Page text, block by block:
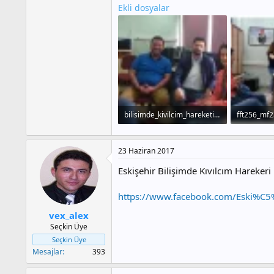
Ekli dosyalar
bilisimde_kivilcim_hareketi_baslattilar_h115647_14689.webp
25.3 KB · Görüntüleme: 469
25 KB ·
vex_alex
Seçkin Üye
Seçkin Üye
Mesajlar 393
23 Haziran 2017
Eskişehir Bilişimde Kıvılcım Harekeri
https://www.facebook.com/